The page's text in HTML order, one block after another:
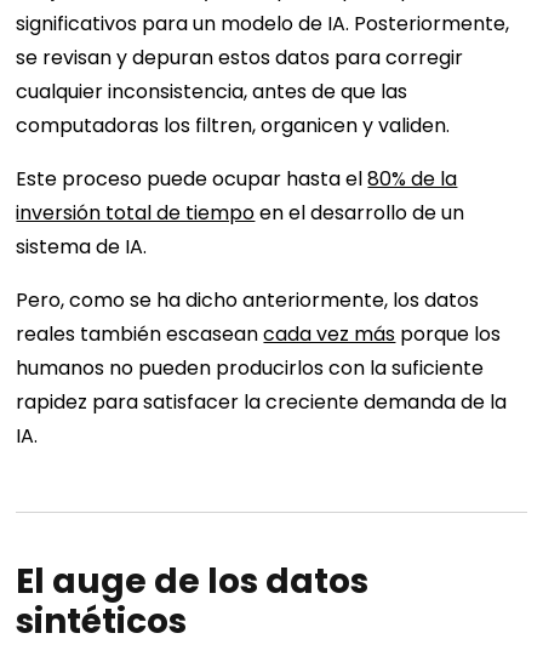
significativos para un modelo de IA. Posteriormente,
se revisan y depuran estos datos para corregir
cualquier inconsistencia, antes de que las
computadoras los filtren, organicen y validen.
Este proceso puede ocupar hasta el80% de la
inversión total de tiempoen el desarrollo de un
sistema de IA.
Pero, como se ha dicho anteriormente, los datos
reales también escaseancada vez más porque los
humanos no pueden producirlos con la suficiente
rapidez para satisfacer la creciente demanda de la
IA.
El auge de los datos
sintéticos